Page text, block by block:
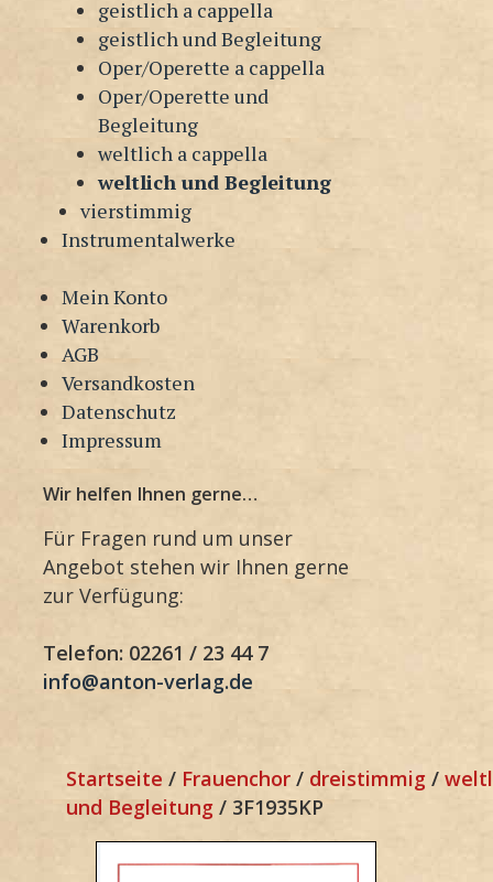
geistlich a cappella
geistlich und Begleitung
Oper/Operette a cappella
Oper/Operette und
Begleitung
weltlich a cappella
weltlich und Begleitung
vierstimmig
Instrumentalwerke
Mein Konto
Warenkorb
AGB
Versandkosten
Datenschutz
Impressum
Wir helfen Ihnen gerne…
Für Fragen rund um unser
Angebot stehen wir Ihnen gerne
zur Verfügung:
Telefon: 02261 / 23 44 7
info@anton-verlag.de
Startseite / Frauenchor / dreistimmig /
und Begleitung / 3F1935KP